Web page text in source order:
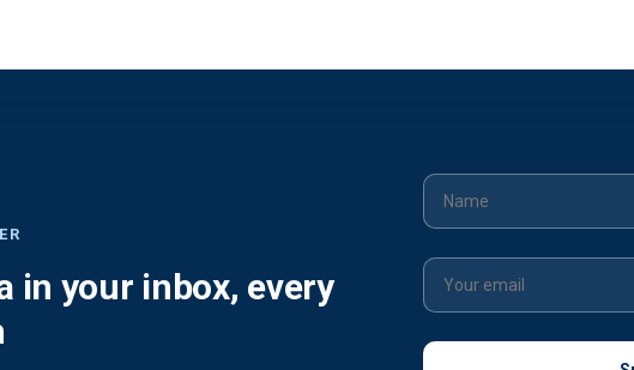
in your inbox, every